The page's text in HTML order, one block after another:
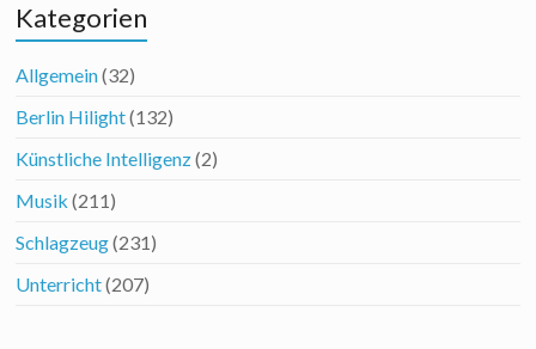
Kategorien
Allgemein(32)
Berlin Hilight(132)
Künstliche Intelligenz(2)
Musik (211)
Schlagzeug(231)
Unterricht(207)